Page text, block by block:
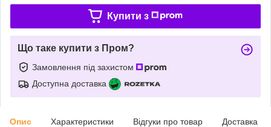
Купити з
Що таке купити з Пром?
Замовлення під захистом
Доступна доставка
Опис Характеристики Відгуки про товар Доставка